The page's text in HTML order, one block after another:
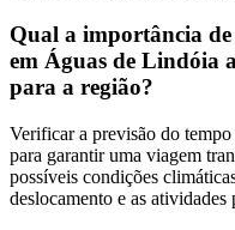
Qual a importância
em Águas de Lindóia
para a região?
Verificar a previsão do
para garantir uma viagem
possíveis condições
deslocamento e as atividades